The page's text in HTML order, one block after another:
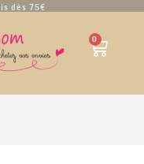
dès 75€
0